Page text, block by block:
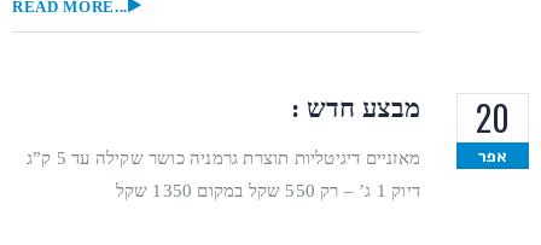
READ MORE...
20
אפר
מבצע חדש :
מאזניים דיגיטליות תוצרת גרמניה כושר שקילה עד 5 ק”ג
דיוק 1 ג’ – רק 550 שקל במקום 1350 שקל